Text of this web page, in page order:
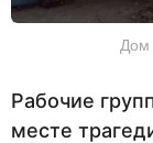
Дом
Рабочие
месте